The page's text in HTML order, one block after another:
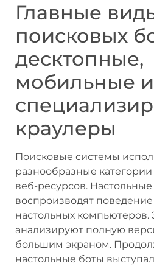
Главные
поисковых
десктопные,
мобильные и
краулеры
Поисковые системы
разнообразные категории
веб-ресурсов.
воспроизводят
настольных
анализируют полную
большим экраном.
настольные боты